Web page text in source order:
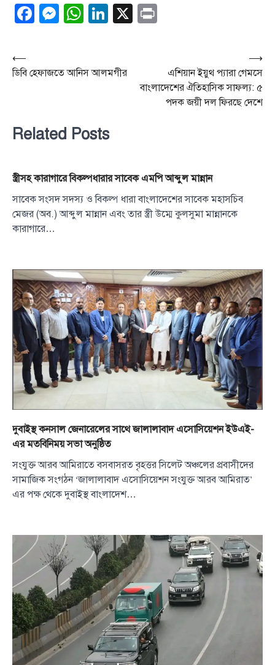
Facebook
Messenger
WhatsApp
LinkedIn
X
Post
navigation
⟵
ডিবি হেফাজতে আনিস আলমগীর
এশিয়ান ইয়ুথ প্যারা গেমসে
বাংলাদেশের ঐতিহাসিক সাফল্য: ৫
পদক জয়ী দল ফিরছে দেশে
⟶
Related Posts
স্ত্রীসহ কারাগারে বিকল্পধারার সাবেক এমপি আব্দুল মান্নান
সাবেক সংসদ সদস্য ও বিকল্প ধারা বাংলাদেশের সাবেক মহাসচিব
মেজর (অব.) আব্দুল মান্নান এবং তার স্ত্রী উম্মে কুলসুমা মান্নানকে
কারাগারে…
দুবাইস্থ কনসাল জেনারেলের সাথে জালালাবাদ এসোসিয়েশন ইউএই-
এর মতবিনিময় সভা অনুষ্ঠিত
সংযুক্ত আরব আমিরাতে বসবাসরত বৃহত্তর সিলেট অঞ্চলের প্রবাসীদের
সামাজিক সংগঠন ‘জালালাবাদ এসোসিয়েশন সংযুক্ত আরব আমিরাত’
এর পক্ষ থেকে দুবাইস্থ বাংলাদেশ…